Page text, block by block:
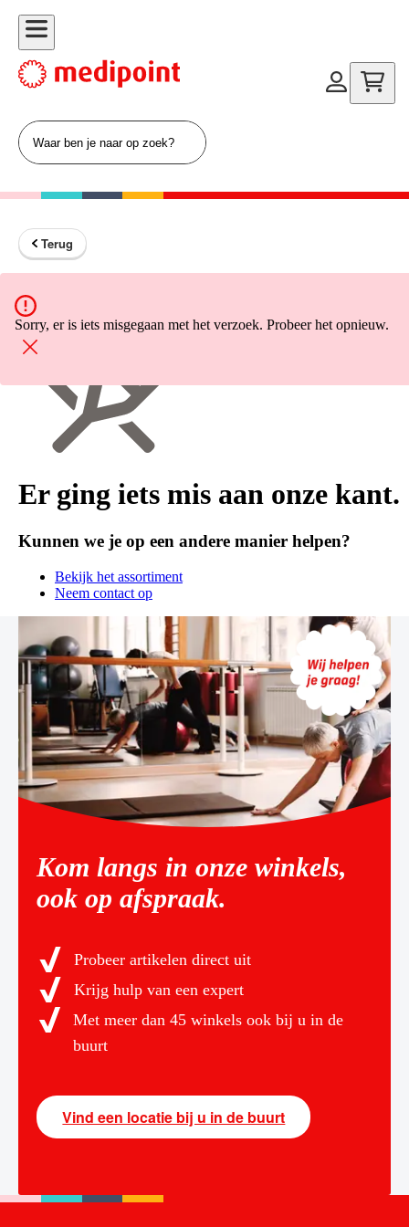
Terug
Sorry, er is iets misgegaan met het verzoek. Probeer het opnieuw.
Er ging iets mis aan onze kant.
Kunnen we je op een andere manier helpen?
Bekijk het assortiment
Neem contact op
Kom langs in onze winkels,
ook op afspraak.
Probeer artikelen direct uit
Krijg hulp van een expert
Met meer dan 45 winkels ook bij u in de
buurt
Vind een locatie bij u in de buurt